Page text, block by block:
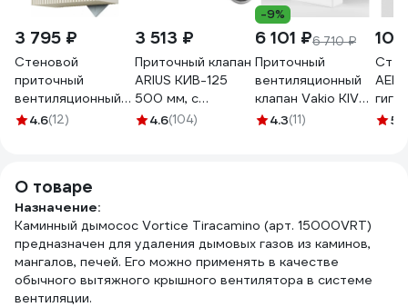
3 795 ₽
Стеновой
приточный
вентиляционный
клапан NORVIND
4.6(12)
3 513 ₽
Приточный клапан
ARIUS КИВ-125
500 мм, с
теплошумоизоляцией
4.6(104)
-9%
6 101 ₽6 710 ₽
Приточный
вентиляционный
клапан Vakio KIV
Comfort белый
4.3(11)
10
5
О товаре
Назначение:
Каминный дымосос Vortice Tiracamino (арт. 15000VRT)
предназначен для удаления дымовых газов из каминов,
мангалов, печей. Его можно применять в качестве
обычного вытяжного крышного вентилятора в системе
вентиляции.